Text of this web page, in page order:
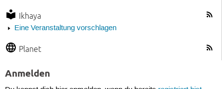
Ikhaya
Eine Veranstaltung vorschlagen
Planet
Anmelden